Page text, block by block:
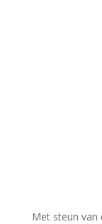
Met steun van